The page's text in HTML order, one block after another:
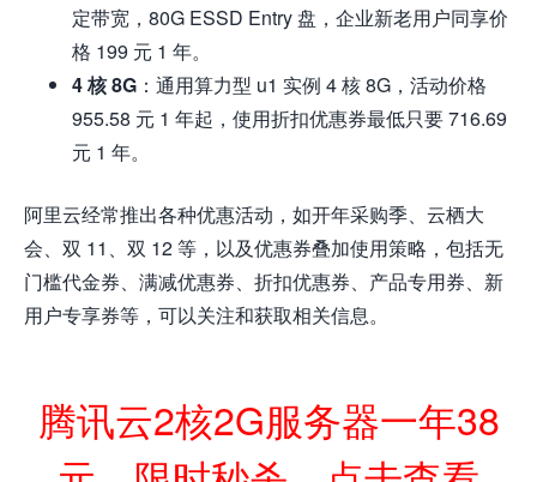
定带宽，80G ESSD Entry 盘，企业新老用户同享价
格 199 元 1 年。
4 核 8G ：通用算力型 u1 实例 4 核 8G，活动价格
955.58 元 1 年起，使用折扣优惠券最低只要 716.69
元 1 年。
阿里云经常推出各种优惠活动，如开年采购季、云栖大
会、双 11、双 12 等，以及优惠券叠加使用策略，包括无
门槛代金券、满减优惠券、折扣优惠券、产品专用券、新
用户专享券等，可以关注和获取相关信息。
腾讯云2核2G服务器一年38